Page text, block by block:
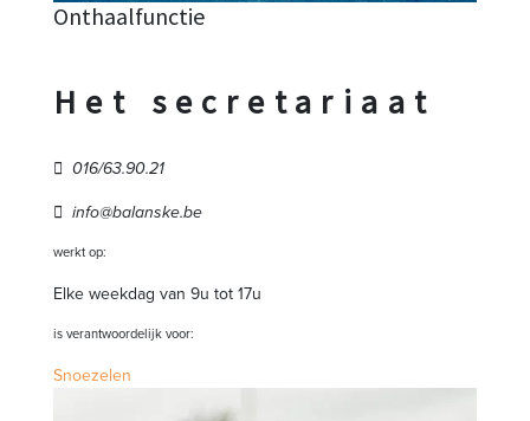
Onthaalfunctie
Het secretariaat
016/63.90.21
info@balanske.be
werkt op:
Elke weekdag van 9u tot 17u
is verantwoordelijk voor:
Snoezelen